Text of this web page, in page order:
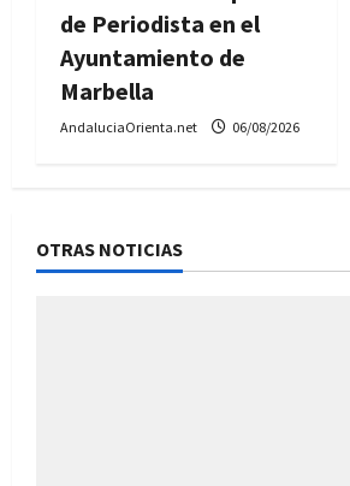
de Periodista en el
Ayuntamiento de
Marbella
AndaluciaOrienta.net 06/08/2026
OTRAS NOTICIAS